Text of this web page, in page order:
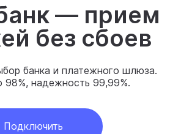
— прием
без сбоев
банка и платежного шлюза.
98%, надежность 99,99%.
Подключить